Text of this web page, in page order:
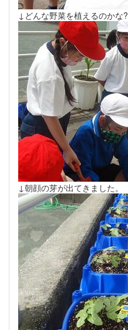
↓どんな野菜を植えるのかな?
↓朝顔の芽が出てきました。